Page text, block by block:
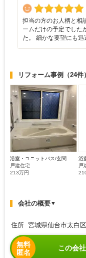
担当の方のお人柄と相
ームだけの予定でした
た。 細かな要望にも
リフォーム事例 （24件）
浴室・ユニットバス/玄関
戸建住宅
213万円
浴
戸
会社の概要▼
住所 宮城県仙台市太白
無料
匿名
この会